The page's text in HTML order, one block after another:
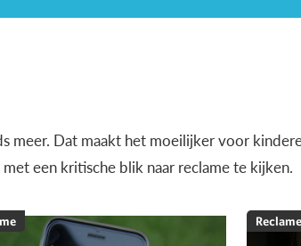
meer. Dat maakt het moeilijker voor
een kritische blik naar reclame te kijken.
Reclame